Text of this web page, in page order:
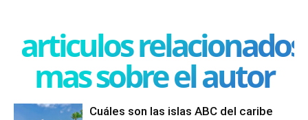
articulos relacionados
mas sobre el autor
Cuáles son las islas ABC del caribe